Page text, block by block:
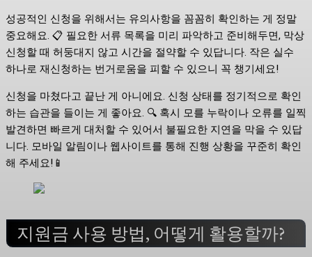
성공적인 신청을 위해서는 유의사항을 꼼꼼히 확인하는 게 정말
중요해요. 📋 필요한 서류 목록을 미리 파악하고 준비해두면, 막상
신청할 때 허둥대지 않고 시간을 절약할 수 있답니다. 작은 실수
하나로 재신청하는 번거로움을 피할 수 있으니 꼭 챙기세요!
신청을 마쳤다고 끝난 게 아니에요. 신청 상태를 정기적으로 확인
하는 습관을 들이는 게 좋아요. 🔍 혹시 모를 누락이나 오류를 일찍
발견하면 빠르게 대처할 수 있어서 불필요한 지연을 막을 수 있답
니다. 모바일 알림이나 웹사이트를 통해 진행 상황을 꾸준히 확인
해 주세요!📱
지원금 사용 방법, 어떻게 활용할까?